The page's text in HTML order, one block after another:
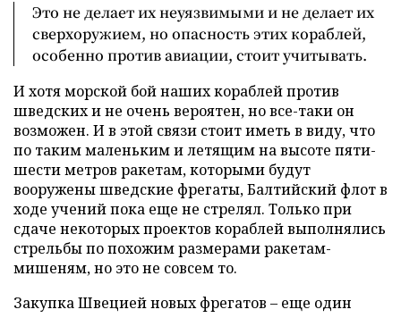
Это не делает их неуязвимыми и не делает их
сверхоружием, но опасность этих кораблей,
особенно против авиации, стоит учитывать.
И хотя морской бой наших кораблей против
шведских и не очень вероятен, но все-таки он
возможен. И в этой связи стоит иметь в виду, что
по таким маленьким и летящим на высоте пяти-
шести метров ракетам, которыми будут
вооружены шведские фрегаты, Балтийский флот в
ходе учений пока еще не стрелял. Только при
сдаче некоторых проектов кораблей выполнялись
стрельбы по похожим размерами ракетам-
мишеням, но это не совсем то.
Закупка Швецией новых фрегатов – еще один